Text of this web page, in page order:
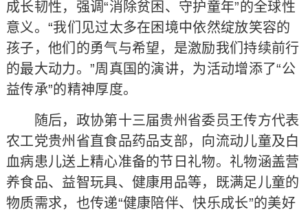
成长韧性，强调“消除贫困、守护童年”的全球性
意义。“我们见过太多在困境中依然绽放笑容的
孩子，他们的勇气与希望，是激励我们持续前行
的最大动力。”周真国的演讲，为活动增添了“公
益传承”的精神厚度。
随后，政协第十三届贵州省委员王传方代表
农工党贵州省直食品药品支部，向流动儿童及白
血病患儿送上精心准备的节日礼物。礼物涵盖营
养食品、益智玩具、健康用品等，既满足儿童的
物质需求，也传递“健康陪伴、快乐成长”的美好